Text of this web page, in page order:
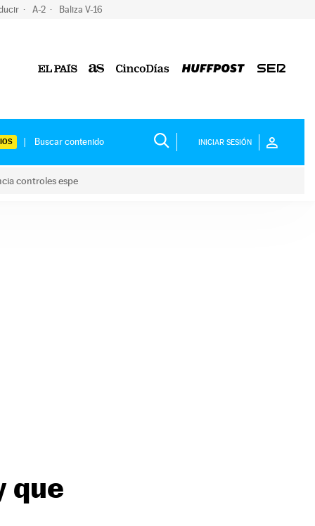
A-2 Baliza V-16
INICIAR SESIÓN
controles espe
que